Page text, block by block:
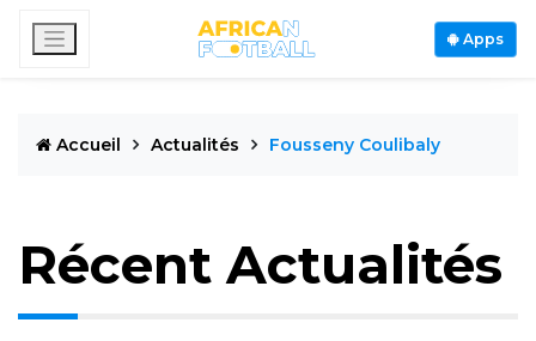
Apps
Accueil Actualités Fousseny Coulibaly
Récent Actualités